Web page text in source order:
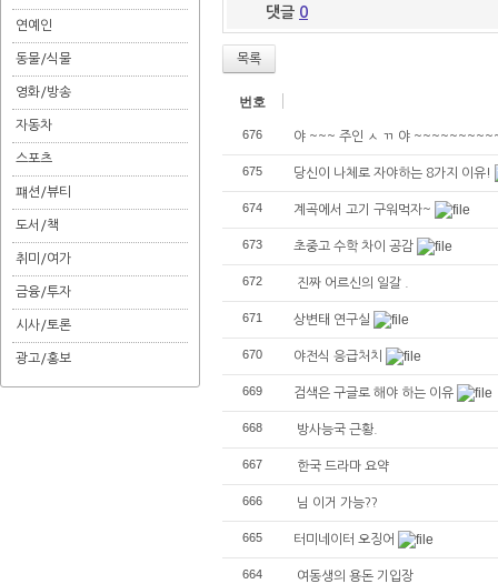
연예인
동물/식물
영화/방송
자동차
스포츠
퍠션/뷰티
도서/책
취미/여가
금융/투자
시사/토론
광고/홍보
댓글 0
목록
번호
676 야 ~~~ 주인 ㅅ ㄲ 야
675 당신이 나체로 자야하는 8가지 이유!
674 계곡에서 고기 구워먹자~
673 초중고 수학 차이 공감
672 진짜 어르신의 일갈 .
671 상변태 연구실
670 야전식 응급처치
669 검색은 구글로 해야 하는 이유
668 방사능국 근황.
667 한국 드라마 요약
666 님 이거 가능??
665 터미네이터 오징어
664 여동생의 용돈 기입장